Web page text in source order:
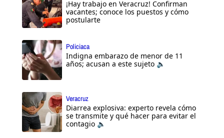
¡Hay trabajo en Veracruz! Confirman
vacantes; conoce los puestos y cómo
postularte
Policiaca
Indigna embarazo de menor de 11
años; acusan a este sujeto 🔈
Veracruz
Diarrea explosiva: experto revela cómo
se transmite y qué hacer para evitar el
contagio 🔈